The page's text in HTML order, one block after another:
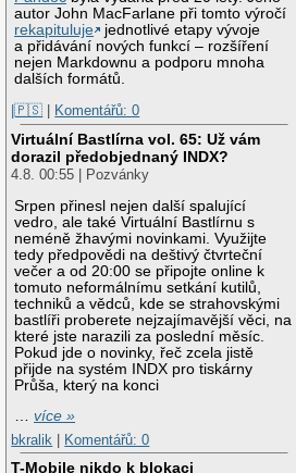
autor John MacFarlane při tomto výročí
rekapituluje
jednotlivé etapy vývoje
a přidávání nových funkcí – rozšíření
nejen Markdownu a podporu mnoha
dalších formátů.
|🇵🇸
Komentářů: 0
Virtuální Bastlírna vol. 65: Už vám
dorazil předobjednaný INDX?
4.8. 00:55 | Pozvánky
Srpen přinesl nejen další spalující
vedro, ale také Virtuální Bastlírnu s
neméně žhavými novinkami. Využijte
tedy předpovědi na deštivý čtvrteční
večer a od 20:00 se připojte online k
tomuto neformálnímu setkání kutilů,
techniků a vědců, kde se strahovskými
bastlíři proberete nejzajímavější věci, na
které jste narazili za poslední měsíc.
Pokud jde o novinky, řeč zcela jistě
přijde na systém INDX pro tiskárny
Průša, který na konci
…více »
bkralik | Komentářů: 0
T-Mobile nikdo k blokaci